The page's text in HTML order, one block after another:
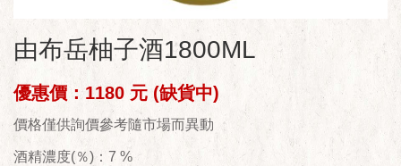
由布岳柚子酒1800ML
優惠價：1180 元 (缺貨中)
價格僅供詢價參考隨市場而異動
酒精濃度(％)：7 %